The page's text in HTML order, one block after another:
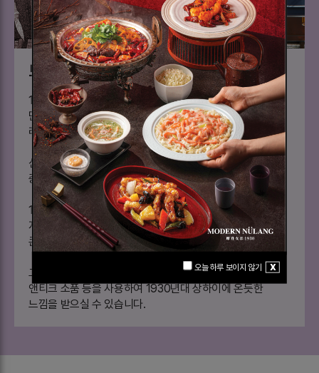
브랜드 스토리
1930년대 상하이 문화의 현대적인 신여성을 콘셉트로
만들어진 로맨틱하고 모던한 공간의 차이니즈
레스토랑입니다.
신여성이란 뜻의 모던눌랑은 ‘현대’의 영문표기와 ‘여성'의
중문 표기 합성어입니다.
1930년대 상해를 배경으로 시대를 앞서가는 세련된 감각과
지식 및 품위를 겸비한 여성들이 즐겨 찾는 플레이스를
콘셉트로 하고 있습니다.
그 시대를 연상케 하는 기차 플랫폼과 차이니즈 여성 벽화,
앤티크 소품 등을 사용하여 1930년대 상하이에 온듯한
느낌을 받으실 수 있습니다.
오늘 하루 보이지 않기 X